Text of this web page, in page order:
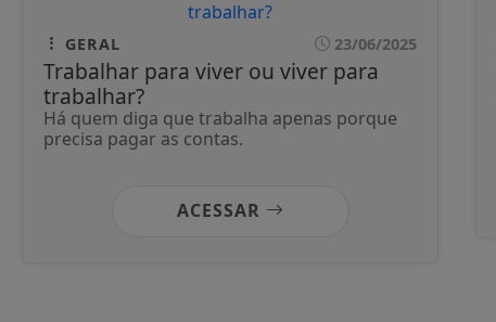
GERAL 23/06/2025
Trabalhar para viver ou viver para
trabalhar?
Há quem diga que trabalha apenas porque
precisa pagar as contas.
ACESSAR